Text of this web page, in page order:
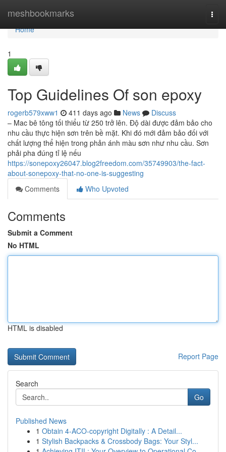
meshbookmarks
Home
Home
1
Top Guidelines Of son epoxy
rogerb579xww1 411 days ago News
Discuss
– Mac bê tông tối thiểu từ 250 trở lên. Độ dài được đảm bảo cho
nhu cầu thực hiện sơn trên bề mặt. Khi đó mới đảm bảo đối với
chất lượng thể hiện trong phản ánh màu sơn như nhu cầu. Sơn
phải pha đúng tỉ lệ nếu
https://sonepoxy26047.blog2freedom.com/35749903/the-fact-
about-sonepoxy-that-no-one-is-suggesting
Comments
Who Upvoted
Comments
Submit a Comment
No HTML
HTML is disabled
Report Page
Search
Go
Published News
1 Obtain 4-ACO-copyright Digitally : A Detail...
1 Stylish Backpacks & Crossbody Bags: Your Styl...